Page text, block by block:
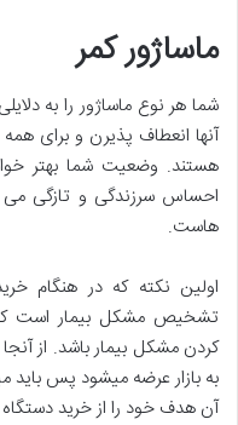
ماساژور کمر
شما هر نوع ماساژور را به
آنها انعطاف پذیرن و برای
هستند. وضعيت شما بهتر
احساس سرزندگی و تازگی می
هاست.
اولین نکته که در هنگام
تشخیص مشکل بیمار است که
کردن مشکل بیمار باشد. از
به بازار عرضه میشود پس باید
آن هدف خود را از خرید دستگاه